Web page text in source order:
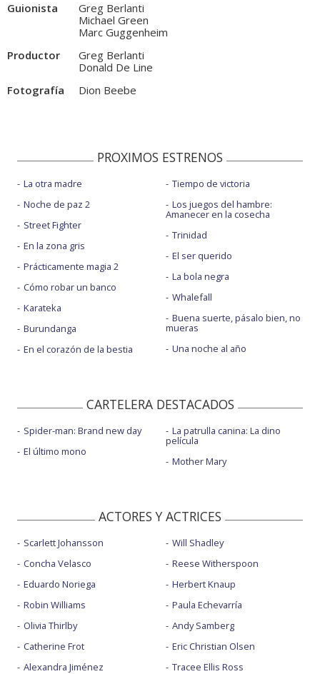
Guionista
Greg Berlanti
Michael Green
Marc Guggenheim
Productor
Greg Berlanti
Donald De Line
Fotografía
Dion Beebe
PROXIMOS ESTRENOS
La otra madre
Noche de paz 2
Street Fighter
En la zona gris
Prácticamente magia 2
Cómo robar un banco
Karateka
Burundanga
En el corazón de la bestia
Tiempo de victoria
Los juegos del hambre:
Amanecer en la cosecha
Trinidad
El ser querido
La bola negra
Whalefall
Buena suerte, pásalo bien, no
mueras
Una noche al año
CARTELERA DESTACADOS
Spider-man: Brand new day
El último mono
La patrulla canina: La dino
película
Mother Mary
ACTORES Y ACTRICES
Scarlett Johansson
Concha Velasco
Eduardo Noriega
Robin Williams
Olivia Thirlby
Catherine Frot
Alexandra Jiménez
Will Shadley
Reese Witherspoon
Herbert Knaup
Paula Echevarría
Andy Samberg
Eric Christian Olsen
Tracee Ellis Ross